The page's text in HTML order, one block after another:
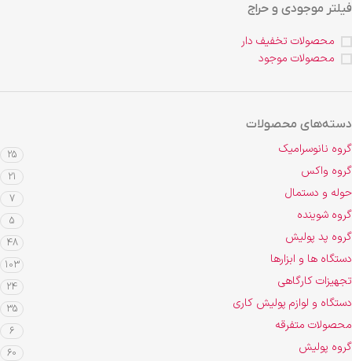
فیلتر موجودی و حراج
محصولات تخفیف دار
محصولات موجود
دسته‌های محصولات
گروه نانوسرامیک 25
گروه واکس 21
حوله و دستمال 7
گروه شوینده 5
گروه پد پولیش 48
دستگاه ها و ابزارها 103
تجهیزات کارگاهی 24
دستگاه و لوازم پولیش کاری 35
محصولات متفرقه 6
گروه پولیش 60